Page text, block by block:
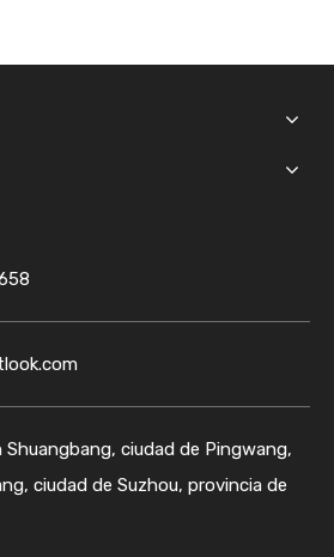
Shuangbang, ciudad de Pingwang,
ciudad de Suzhou, provincia de